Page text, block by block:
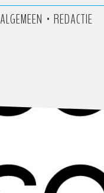
ALGEMEEN • REDACTIE